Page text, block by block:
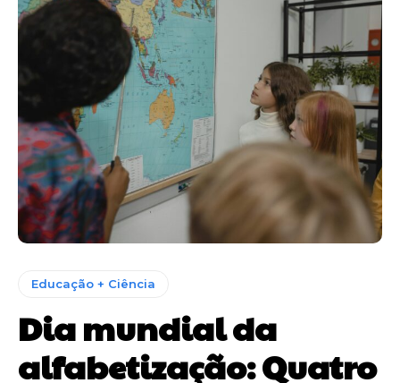
Educação + Ciência
Dia mundial da
alfabetização: Quatro